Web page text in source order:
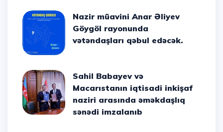
Nazir müavini Anar Əliyev
Göygöl rayonunda
vətəndaşları qəbul edəcək.
Sahil Babayev və
Macarıstanın iqtisadi inkişaf
naziri arasında əməkdaşlıq
sənədi imzalanıb